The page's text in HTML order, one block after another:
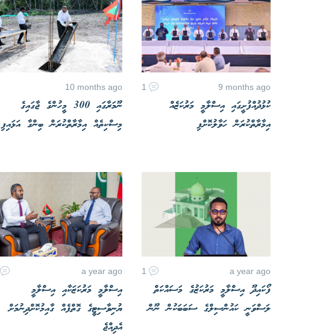
9 months ago
1
ކުޅުދުއްފުށީގައި އިސްލާމީ މަރުކަޒެއް
އިމާރާތްކުރަން ހަވާލުކޮށްފި
10 months ago
ނޫމަރާގައި 300 މީހުންގެ ޖާގައިގެ
މިސްކިތެއް އިމާރާތްކުރަން ބިންގާ އަޅައިފި
a year ago
1
ފޯކައިދޫ އިސްލާމީ މަރުކަޒުގެ މަސައްކަތް
ލަސްވަނީ ކައުންސިލްގެ ސަބަބަކުން ނޫން
a year ago
އިސްލާމީ މަރުކަޒަކާއި އިސްލާމީ
ޔުނިވާސިޓީގެ ގޮތްފެއް ގާއިމުކޮށްދިނުމަށް
އެދިއްޖެ